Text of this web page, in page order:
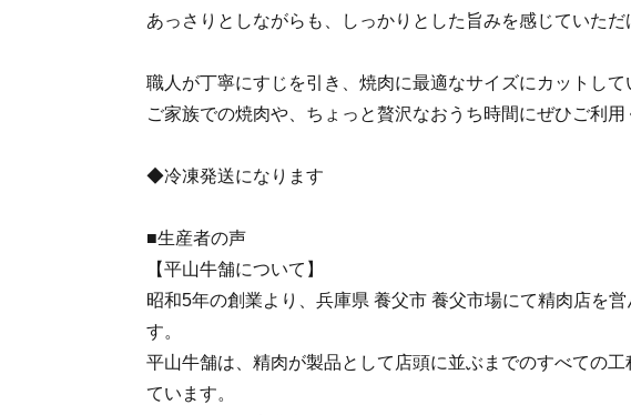
あっさりとしながらも、しっかりとした旨みを感じていただ
職人が丁寧にすじを引き、焼肉に最適なサイズにカットして
ご家族での焼肉や、ちょっと贅沢なおうち時間にぜひご利用
◆冷凍発送になります
■生産者の声
【平山牛舗について】
昭和5年の創業より、兵庫県 養父市 養父市場にて精肉店を営
す。
平山牛舗は、精肉が製品として店頭に並ぶまでのすべての工
ています。